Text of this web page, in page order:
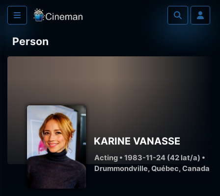
Person
KARINE VANASSE
Acting • 1983-11-24 (42 lat/a) •
Drummondville, Québec, Canada